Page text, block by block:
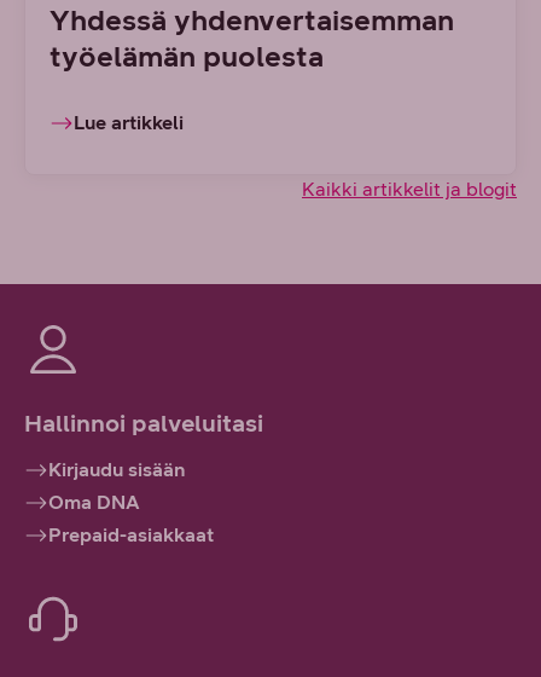
Yhdessä yhdenvertaisemman
työelämän puolesta
Lue artikkeli
Kaikki artikkelit ja blogit
Hallinnoi palveluitasi
Kirjaudu sisään
Oma DNA
Prepaid-asiakkaat